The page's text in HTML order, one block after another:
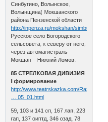
Синбугино, Волынское,
Волынщина) Мокшанского
района Пензенской области
http://inpenza.ru/mokshan/
Русское село Богородского
сельсовета, к северу от него,
через автомагистраль
Мокшан – Нижний Ломов.
85 СТРЕЛКОВАЯ ДИВИЗИЯ
I формирование
http://www.teatrskazka.com/Raznoe/
… 05_01.html
59, 103 и 141 сп, 167 лап, 223
гап, 137 оиптд, 346 озад, 78